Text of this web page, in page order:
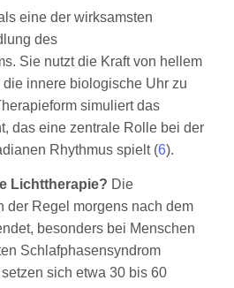
eine der wirksamsten
des
Sie nutzt die Kraft von hellem
innere biologische Uhr zu
simuliert das
das eine zentrale Rolle bei der
Rhythmus spielt (6).
Lichttherapie? Die
der Regel morgens nach dem
besonders bei Menschen
Schlafphasensyndrom
sich etwa 30 bis 60